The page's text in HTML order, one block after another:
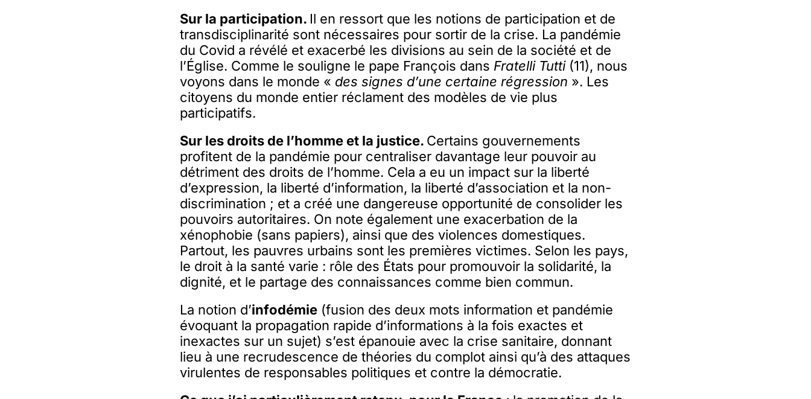
Sur la participation. Il en ressort que les notions de participation et de
transdisciplinarité sont nécessaires pour sortir de la crise. La pandémie
du Covid a révélé et exacerbé les divisions au sein de la société et de
l’Église. Comme le souligne le pape François dans Fratelli Tutti(11), nous
voyons dans le monde « des signes d’une certaine régression ». Les
citoyens du monde entier réclament des modèles de vie plus
participatifs.
Sur les droits de l’homme et la justice. Certains gouvernements
profitent de la pandémie pour centraliser davantage leur pouvoir au
détriment des droits de l’homme. Cela a eu un impact sur la liberté
d’expression, la liberté d’information, la liberté d’association et la non-
discrimination ; et a créé une dangereuse opportunité de consolider les
pouvoirs autoritaires. On note également une exacerbation de la
xénophobie (sans papiers), ainsi que des violences domestiques.
Partout, les pauvres urbains sont les premières victimes. Selon les pays,
le droit à la santé varie : rôle des États pour promouvoir la solidarité, la
dignité, et le partage des connaissances comme bien commun.
La notion d’infodémie (fusion des deux mots information et pandémie
évoquant la propagation rapide d’informations à la fois exactes et
inexactes sur un sujet) s’est épanouie avec la crise sanitaire, donnant
lieu à une recrudescence de théories du complot ainsi qu’à des attaques
virulentes de responsables politiques et contre la démocratie.